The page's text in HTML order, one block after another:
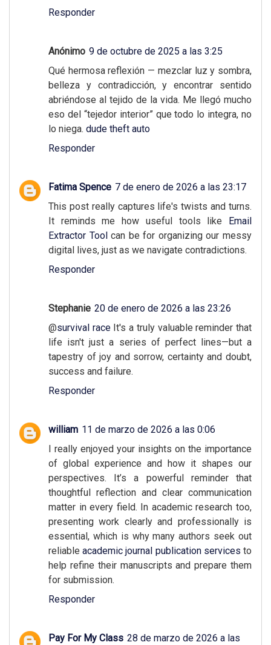
Responder
Anónimo 9 de octubre de 2025 a las 3:25
Qué hermosa reflexión — mezclar luz y sombra,
belleza y contradicción, y encontrar sentido
abriéndose al tejido de la vida. Me llegó mucho
eso del “tejedor interior” que todo lo integra, no
lo niega. dude theft auto
Responder
Fatima Spence 7 de enero de 2026 a las 23:17
This post really captures life's twists and turns.
It reminds me how useful tools like
Email
Extractor Tool can be for organizing our messy
digital lives, just as we navigate contradictions.
Responder
Stephanie 20 de enero de 2026 a las 23:26
@survival raceIt's a truly valuable reminder that
life isn't just a series of perfect lines—but a
tapestry of joy and sorrow, certainty and doubt,
success and failure.
Responder
william 11 de marzo de 2026 a las 0:06
I really enjoyed your insights on the importance
of global experience and how it shapes our
perspectives. It’s a powerful reminder that
thoughtful reflection and clear communication
matter in every field. In academic research too,
presenting work clearly and professionally is
essential, which is why many authors seek out
reliableacademic journal publication services to
help refine their manuscripts and prepare them
for submission.
Responder
Pay For My Class 28 de marzo de 2026 a las